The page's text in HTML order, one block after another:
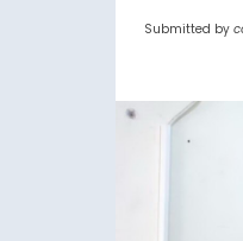
Submitted by